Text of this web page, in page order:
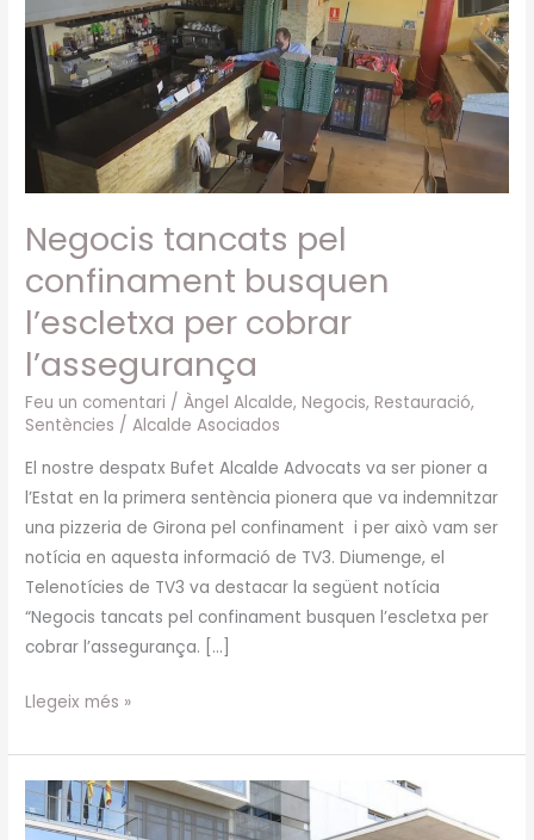
Negocis tancats pel
confinament busquen
l’escletxa per cobrar
l’assegurança
Feu un comentari /Àngel Alcalde,Negocis,Restauració,
Sentències /Alcalde Asociados
El nostre despatx Bufet Alcalde Advocats va ser pioner a
l’Estat en la primera sentència pionera que va indemnitzar
una pizzeria de Girona pel confinament i per això vam ser
notícia en aquesta informació de TV3. Diumenge, el
Telenotícies de TV3 va destacar la següent notícia
“Negocis tancats pel confinament busquen l’escletxa per
cobrar l’assegurança. […]
confinament
busquen
l’escletxa
l’assegurança
Llegeix més »
Sentència
pionera